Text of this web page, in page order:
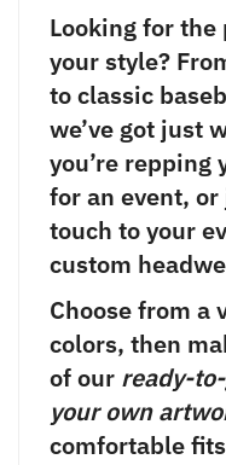
Looking for
your style?
to classic
we’ve got just
you’re repping
for an event,
touch to your
custom
Choose from a
colors, then
of our ready-
your own
comfortable